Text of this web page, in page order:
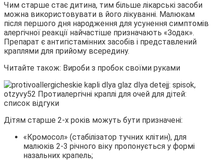
Чим старше стає дитина, тим більше лікарські засоби
можна використовувати в його лікуванні. Малюкам
після першого дня народження для усунення симптомів
алергічної реакції найчастіше призначають «Зодак».
Препарат є антигістамінних засобів і представлений
краплями для прийому всередину.
Читайте також: Вироби з пробок своїми руками
Дітям старше 2-х років можуть бути призначені:
«Кромосол» (стабілізатор тучних клітин), для
малюків 2-3 річного віку пропонується у формі
назальних крапель;